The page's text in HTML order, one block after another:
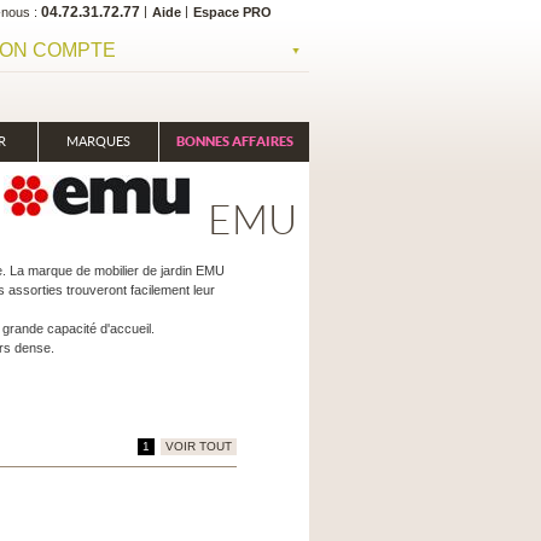
04.72.31.72.77 Aide Espace PRO
COMPTE
MARQUES BONNES AFFAIRES
EMU
marque de mobilier de jardin EMU
assorties trouveront facilement leur
capacité d'accueil.
dense.
1 VOIR TOUT